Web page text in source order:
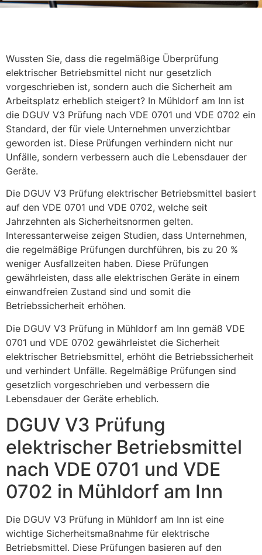
Wussten Sie, dass die regelmäßige Überprüfung
elektrischer Betriebsmittel nicht nur gesetzlich
vorgeschrieben ist, sondern auch die Sicherheit am
Arbeitsplatz erheblich steigert? In Mühldorf am Inn ist
die DGUV V3 Prüfung nach VDE 0701 und VDE 0702 ein
Standard, der für viele Unternehmen unverzichtbar
geworden ist. Diese Prüfungen verhindern nicht nur
Unfälle, sondern verbessern auch die Lebensdauer der
Geräte.
Die DGUV V3 Prüfung elektrischer Betriebsmittel basiert
auf den VDE 0701 und VDE 0702, welche seit
Jahrzehnten als Sicherheitsnormen gelten.
Interessanterweise zeigen Studien, dass Unternehmen,
die regelmäßige Prüfungen durchführen, bis zu 20 %
weniger Ausfallzeiten haben. Diese Prüfungen
gewährleisten, dass alle elektrischen Geräte in einem
einwandfreien Zustand sind und somit die
Betriebssicherheit erhöhen.
Die DGUV V3 Prüfung in Mühldorf am Inn gemäß VDE
0701 und VDE 0702 gewährleistet die Sicherheit
elektrischer Betriebsmittel, erhöht die Betriebssicherheit
und verhindert Unfälle. Regelmäßige Prüfungen sind
gesetzlich vorgeschrieben und verbessern die
Lebensdauer der Geräte erheblich.
DGUV V3 Prüfung
elektrischer Betriebsmittel
nach VDE 0701 und VDE
0702 in Mühldorf am Inn
Die DGUV V3 Prüfung in Mühldorf am Inn ist eine
wichtige Sicherheitsmaßnahme für elektrische
Betriebsmittel. Diese Prüfungen basieren auf den